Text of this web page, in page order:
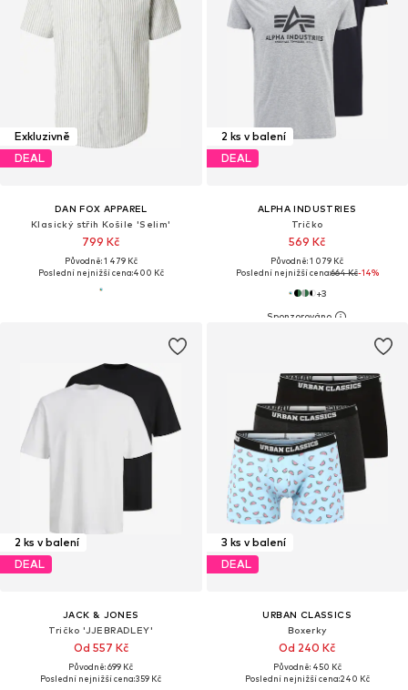
Exkluzivně
DEAL
DAN FOX APPAREL
Klasický střih Košile 'Selim'
799 Kč
Původně: 1 479 Kč
Poslední nejnižší cena:400 Kč
2 ks v balení
DEAL
ALPHA INDUSTRIES
Tričko
569 Kč
Původně: 1 079 Kč
Poslední nejnižší cena:664 Kč-14%
+3
2 ks v balení
DEAL
JACK & JONES
Tričko 'JJEBRADLEY'
Od 557 Kč
Původně: 699 Kč
Poslední nejnižší cena:359 Kč
3 ks v balení
DEAL
URBAN CLASSICS
Boxerky
Od 240 Kč
Původně: 450 Kč
Poslední nejnižší cena:240 Kč